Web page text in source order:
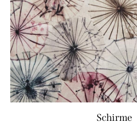
Schirme